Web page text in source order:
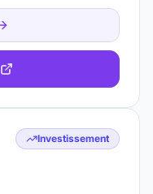
Investissement